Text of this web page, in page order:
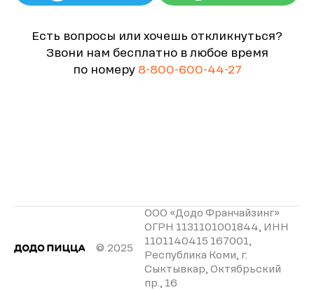
Есть вопросы или хочешь откликнуться?
Звони нам бесплатно в любое время
по номеру 8-800-600-44-27
© 2025
ООО «Додо Франчайзинг»
ОГРН 1131101001844, ИНН
1101140415 167001,
Республика Коми, г.
Сыктывкар, Октябрьский
пр., 16